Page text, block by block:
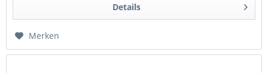
Details
Merken